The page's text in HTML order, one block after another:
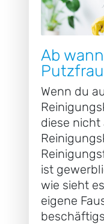
Ab
Wenn du
diese
ist
wie sieht
eigene